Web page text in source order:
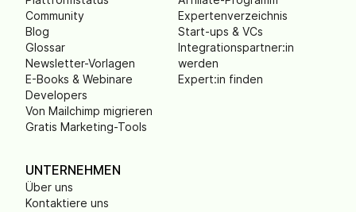
Community
Blog
Glossar
Newsletter-Vorlagen
E-Books & Webinare
Developers
Von Mailchimp migrieren
Gratis Marketing-Tools
Expertenverzeichnis
Start-ups & VCs
Integrationspartner:in
werden
Expert:in finden
UNTERNEHMEN
Über uns
Kontaktiere uns